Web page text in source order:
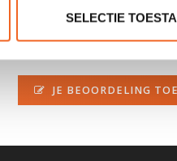
SELECTIE
JE BEOORDELING